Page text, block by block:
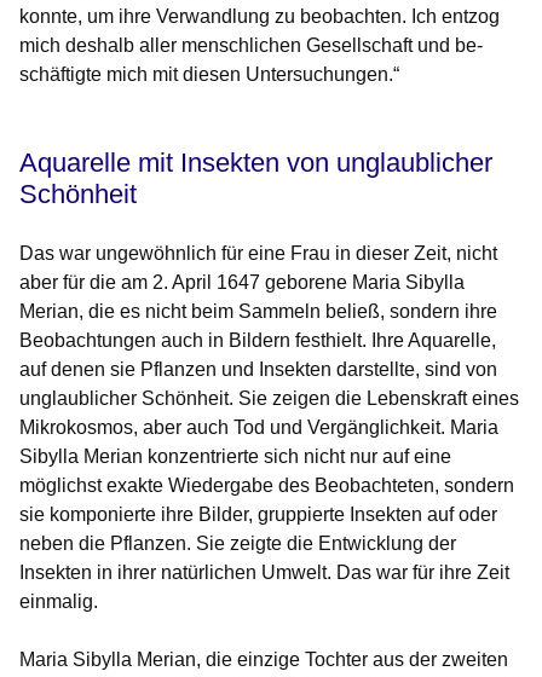
konnte, um ihre Verwandlung zu beobachten. Ich entzog
mich deshalb aller men­sch­lichen Gesellschaft und be­­
schäftigte mich mit diesen Unter­suchungen.“
Aquarelle mit Insekten von unglaublicher
Schönheit
Das war ungewöhnlich für eine Frau in dieser Zeit, nicht
aber für die am 2. April 1647 geborene Maria Sibylla
Merian, die es nicht beim Sammeln beließ, sondern ihre
Beobachtungen auch in Bildern festhielt. Ihre Aquarelle,
auf denen sie Pflanzen und Insekten darstellte, sind von
unglaublicher Schönheit. Sie zeigen die Lebenskraft eines
Mikrokosmos, aber auch Tod und Vergänglichkeit. Maria
Sibylla Merian konzentrierte sich nicht nur auf eine
möglichst exakte Wiedergabe des Beobachteten, sondern
sie komponierte ihre Bilder, gruppierte Insekten auf oder
neben die Pflanzen. Sie zeigte die Entwicklung der
Insekten in ihrer natürlichen Umwelt. Das war für ihre Zeit
einmalig.
Maria Sibylla Merian, die einzige Tochter aus der zweiten